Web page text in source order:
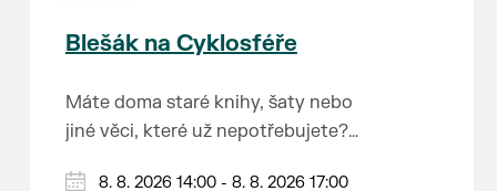
Blešák na Cyklosféře
Máte doma staré knihy, šaty nebo
jiné věci, které už nepotřebujete?
8. 8. 2026 14:00 - 8. 8. 2026 17:00